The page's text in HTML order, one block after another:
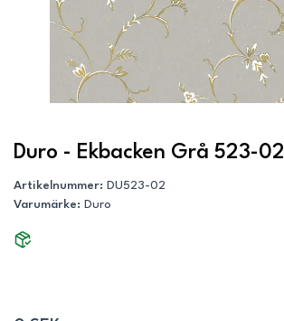
Duro - Ekbacken Grå 523-02
Artikelnummer: DU523-02
Varumärke: Duro